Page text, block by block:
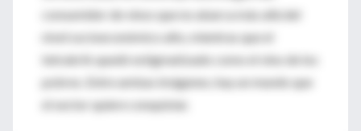
consumidor de vinos que no abarca más allá del
nivel socioeconómico alto, mientras que el
tetrabrik quedó estigmatizado como el vino de los
pobres. Entre ambas imágenes, hay un mundo que
el sector quiere conquistar.